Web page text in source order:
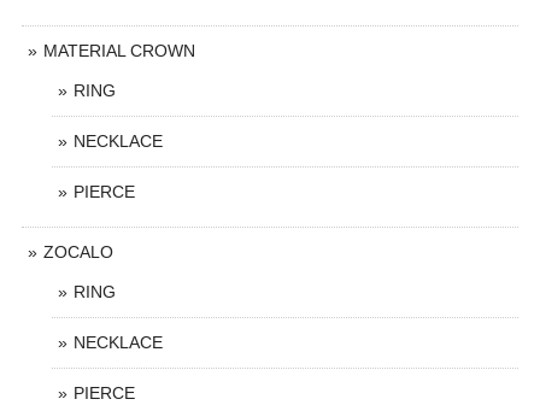
MATERIAL CROWN
RING
NECKLACE
PIERCE
ZOCALO
RING
NECKLACE
PIERCE